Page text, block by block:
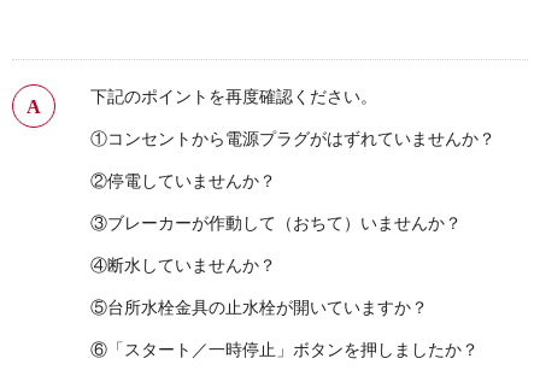
下記のポイントを再度確認ください。
①コンセントから電源プラグがはずれていませんか？
②停電していませんか？
③ブレーカーが作動して（おちて）いませんか？
④断水していませんか？
⑤台所水栓金具の止水栓が開いていますか？
⑥「スタート／一時停止」ボタンを押しましたか？